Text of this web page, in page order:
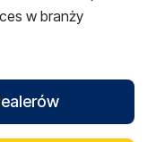
w branży